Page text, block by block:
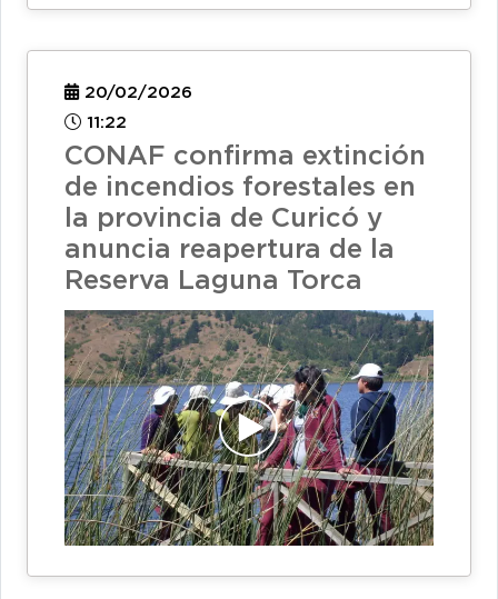
20/02/2026
11:22
CONAF confirma extinción
de incendios forestales en
la provincia de Curicó y
anuncia reapertura de la
Reserva Laguna Torca